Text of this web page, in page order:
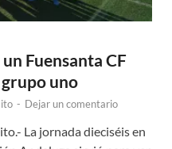
Fuensanta CF
uno
- Dejar un comentario
La jornada dieciséis en